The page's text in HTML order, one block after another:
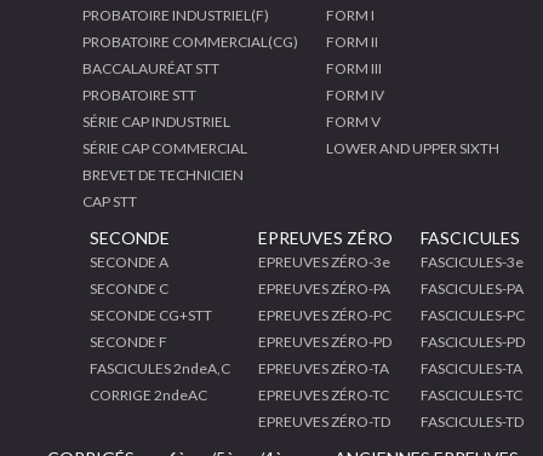
PROBATOIRE INDUSTRIEL(F)
PROBATOIRE COMMERCIAL(CG)
BACCALAURÉAT STT
PROBATOIRE STT
SÉRIE CAP INDUSTRIEL
SÉRIE CAP COMMERCIAL
BREVET DE TECHNICIEN
CAP STT
FORM I
FORM II
FORM III
FORM IV
FORM V
LOWER AND UPPER SIXTH
SECONDE
SECONDE A
SECONDE C
SECONDE CG+STT
SECONDE F
FASCICULES 2ndeA,C
CORRIGE 2ndeAC
EPREUVES ZÉRO
EPREUVES ZÉRO-3e
EPREUVES ZÉRO-PA
EPREUVES ZÉRO-PC
EPREUVES ZÉRO-PD
EPREUVES ZÉRO-TA
EPREUVES ZÉRO-TC
EPREUVES ZÉRO-TD
FASCICULES
FASCICULES-3e
FASCICULES-PA
FASCICULES-PC
FASCICULES-PD
FASCICULES-TA
FASCICULES-TC
FASCICULES-TD